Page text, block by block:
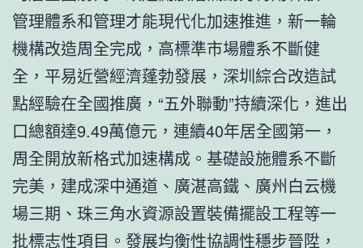
管理體系和管理才能現代化加速推進，新一輪
機構改造周全完成，高標準市場體系不斷健
全，平易近營經濟蓬勃發展，深圳綜合改造試
點經驗在全國推廣，“五外聯動”持續深化，進出
口總額達9.49萬億元，連續40年居全國第一，
周全開放新格式加速構成。基礎設施體系不斷
完美，建成深中通道、廣湛高鐵、廣州白云機
場三期、珠三角水資源設置裝備擺設工程等一
批標志性項目。發展均衡性協調性穩步晉陞，